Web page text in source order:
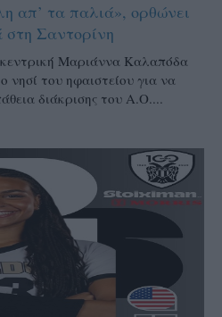
απ’ τα παλιά», ορθώνει
Σαντορίνη
Μαριάννα Καλαπόδα
νησί του ηφαιστείου για να
διάκρισης του Α.Ο....